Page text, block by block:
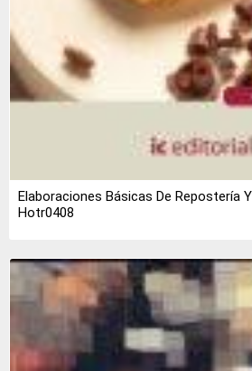
Elaboraciones Básicas De Repostería
Hotr0408